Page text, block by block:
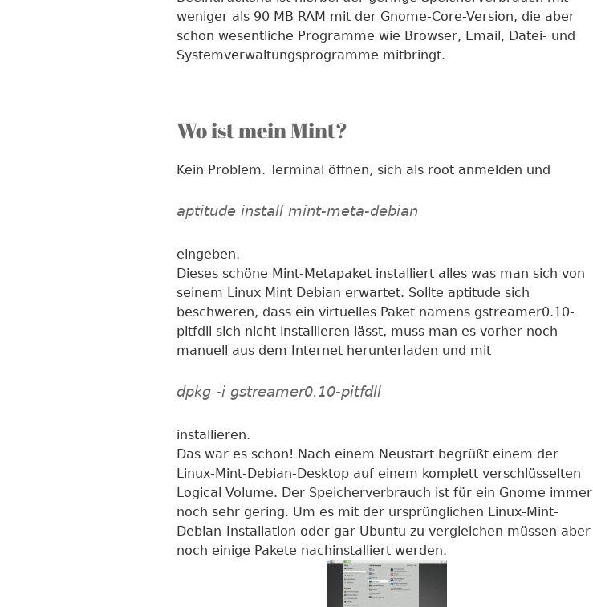
weniger als 90 MB RAM mit der Gnome-Core-Version, die aber
schon wesentliche Programme wie Browser, Email, Datei- und
Systemverwaltungsprogramme mitbringt.
Wo ist mein Mint?
Kein Problem. Terminal öffnen, sich als root anmelden und
aptitude install mint-meta-debian
eingeben.
Dieses schöne Mint-Metapaket installiert alles was man sich von
seinem Linux Mint Debian erwartet. Sollte aptitude sich
beschweren, dass ein virtuelles Paket namens gstreamer0.10-
pitfdll sich nicht installieren lässt, muss man es vorher noch
manuell aus dem Internet herunterladen und mit
dpkg -i gstreamer0.10-pitfdll
installieren.
Das war es schon! Nach einem Neustart begrüßt einem der
Linux-Mint-Debian-Desktop auf einem komplett verschlüsselten
Logical Volume. Der Speicherverbrauch ist für ein Gnome immer
noch sehr gering. Um es mit der ursprünglichen Linux-Mint-
Debian-Installation oder gar Ubuntu zu vergleichen müssen aber
noch einige Pakete nachinstalliert werden.